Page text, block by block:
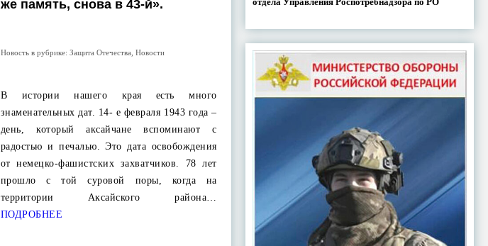
же память, снова в 43-й».
Новость в рубрике: Защита Отечества Новости
В истории нашего края есть много
знаменательных дат. 14- е февраля 1943 года –
день, который аксайчане вспоминают с
радостью и печалью. Это дата освобождения
от немецко-фашистских захватчиков. 78 лет
прошло с той суровой поры, когда на
территории Аксайского района…
ПОДРОБНЕЕ